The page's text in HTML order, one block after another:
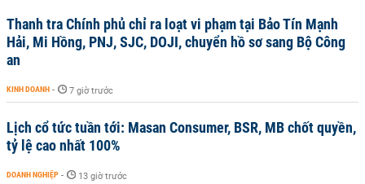
Thanh tra Chính phủ chỉ ra loạt vi phạm tại Bảo Tín Mạnh
Hải, Mi Hồng, PNJ, SJC, DOJI, chuyển hồ sơ sang Bộ Công
an
KINH DOANH - 7 giờ trước
Lịch cổ tức tuần tới: Masan Consumer, BSR, MB chốt quyền,
tỷ lệ cao nhất 100%
DOANH NGHIỆP - 13 giờ trước